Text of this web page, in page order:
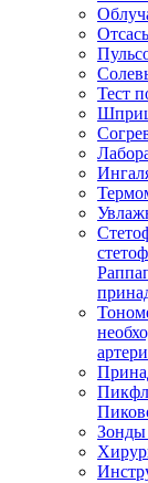
Тест
Зонды